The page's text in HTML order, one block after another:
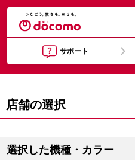
サポート
店舗の選択
選択した機種・カラー